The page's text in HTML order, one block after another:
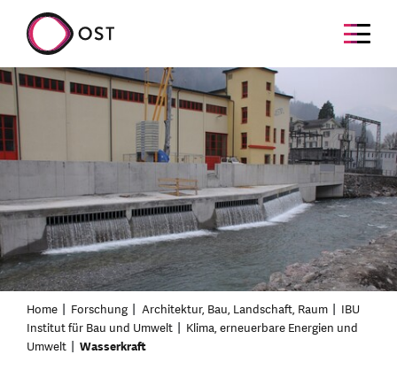
Home Forschung Architektur, Bau, Landschaft, Raum
IBU
Institut für Bau und Umwelt
Klima, erneuerbare Energien und
Umwelt
Wasserkraft